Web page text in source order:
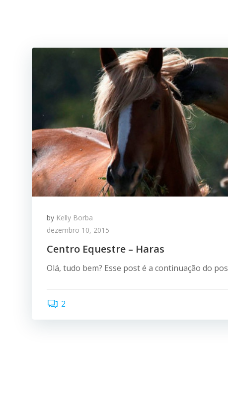
by Kelly Borba
dezembro 10, 2015
Centro Equestre – Haras
Olá, tudo bem? Esse post é a continuação do
2